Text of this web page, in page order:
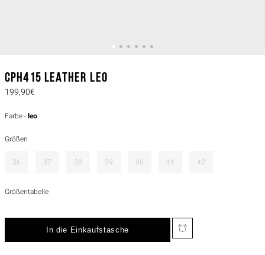
CPH415 leather leo
199,90€
Farbe - leo
Größen
36 37 38 39 40 41 42
Größentabelle